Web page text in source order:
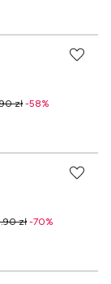
zł -58%
zł -70%